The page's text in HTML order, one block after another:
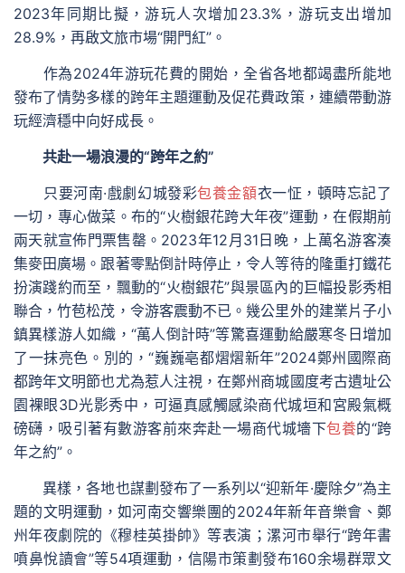
2023年同期比擬，游玩人次增加23.3%，游玩支出增加
28.9%，再啟文旅市場“開門紅”。
作為2024年游玩花費的開始，全省各地都竭盡所能地
發布了情勢多樣的跨年主題運動及促花費政策，連續帶動游
玩經濟穩中向好成長。
共赴一場浪漫的“跨年之約”
只要河南·戲劇幻城發彩包養金額衣一怔，頓時忘記了
一切，專心做菜。布的“火樹銀花跨大年夜”運動，在假期前
兩天就宣佈門票售罄。2023年12月31日晚，上萬名游客湊
集麥田廣場。跟著零點倒計時停止，令人等待的隆重打鐵花
扮演踐約而至，飄動的“火樹銀花”與景區內的巨幅投影秀相
聯合，竹苞松茂，令游客震動不已。幾公里外的建業片子小
鎮異樣游人如織，“萬人倒計時”等驚喜運動給嚴寒冬日增加
了一抹亮色。別的，“巍巍亳都熠熠新年”2024鄭州國際商
都跨年文明節也尤為惹人注視，在鄭州商城國度考古遺址公
園裸眼3D光影秀中，可逼真感觸感染商代城垣和宮殿氣概
磅礴，吸引著有數游客前來奔赴一場商代城墻下包養的“跨
年之約”。
異樣，各地也謀劃發布了一系列以“迎新年·慶除夕”為主
題的文明運動，如河南交響樂團的2024年新年音樂會、鄭
州年夜劇院的《穆桂英掛帥》等表演；漯河市舉行“跨年書
噴鼻悅讀會”等54項運動，信陽市策劃發布160余場群眾文